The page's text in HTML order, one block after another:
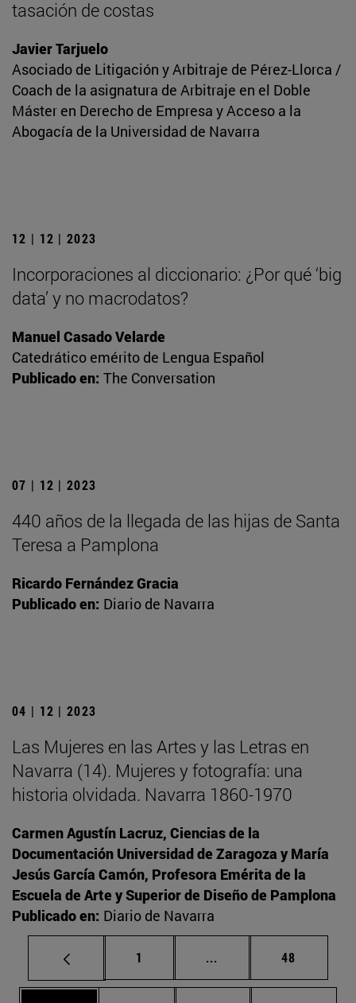
tasación de costas
Javier Tarjuelo
Asociado de Litigación y Arbitraje de Pérez-Llorca /
Coach de la asignatura de Arbitraje en el Doble
Máster en Derecho de Empresa y Acceso a la
Abogacía de la Universidad de Navarra
12 | 12 | 2023
Incorporaciones al diccionario: ¿Por qué ‘big
data’ y no macrodatos?
Manuel Casado Velarde
Catedrático emérito de Lengua Español
Publicado en: The Conversation
07 | 12 | 2023
440 años de la llegada de las hijas de Santa
Teresa a Pamplona
Ricardo Fernández Gracia
Publicado en: Diario de Navarra
04 | 12 | 2023
Las Mujeres en las Artes y las Letras en
Navarra (14). Mujeres y fotografía: una
historia olvidada. Navarra 1860-1970
Carmen Agustín Lacruz, Ciencias de la
Documentación Universidad de Zaragoza y María
Jesús García Camón, Profesora Emérita de la
Escuela de Arte y Superior de Diseño de Pamplona
Publicado en: Diario de Navarra
Página
1 ... Páginas intermedias
Página
48